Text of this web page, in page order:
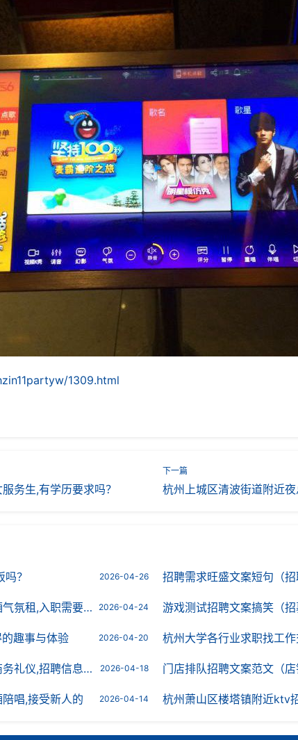
1309.html
务生,有学历要求吗？ 杭州上城区清波街道附近
2026-04-26
？ 招聘需求旺盛文案短句（招聘
2026-04-24
,入职需要什么条件 游戏测试招聘文案搞笑（招募
2026-04-20
趣事与体验 杭州大学各行业求职找工
2026-04-18
招聘信息靠谱吗？ 门店排队招聘文案范文（店铺繁
2026-04-14
唱,接受新人的 杭州萧山区楼塔镇附近ktv